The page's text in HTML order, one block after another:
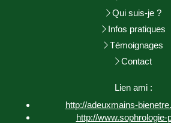
Qui suis-je ?
Infos pratiques
Témoignages
Contact
Lien ami :
http://adeuxmains-
http://www.sophrologie-